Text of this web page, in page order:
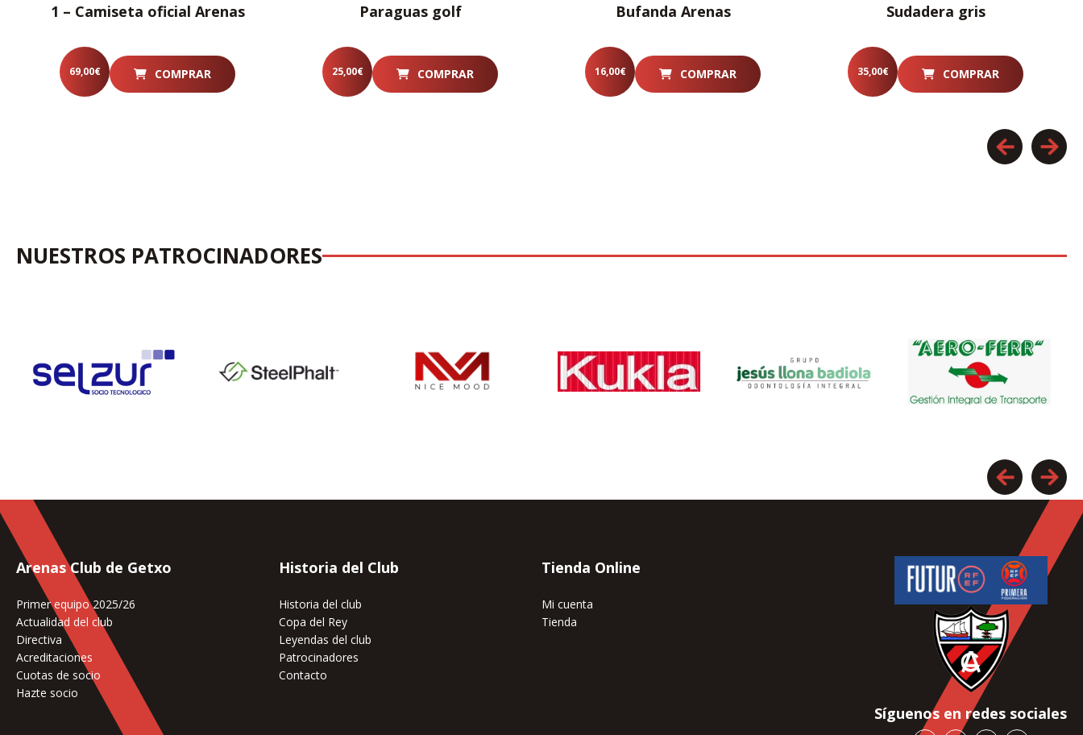
1 – Camiseta oficial Arenas
69,00€ COMPRAR
Paraguas golf
25,00€ COMPRAR
Bufanda Arenas
16,00€ COMPRAR
Sudadera gris
35,00€ COMPRAR
NUESTROS PATROCINADORES
Arenas Club de Getxo
Primer equipo 2025/26
Actualidad del club
Directiva
Acreditaciones
Cuotas de socio
Hazte socio
Historia del Club
Historia del club
Copa del Rey
Leyendas del club
Patrocinadores
Contacto
Tienda Online
Mi cuenta
Tienda
Síguenos en redes sociales